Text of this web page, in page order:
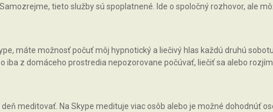
tieto služby sú spoplatnené. Ide o spoločný rozhovor, ale
máte možnosť počuť môj hypnotický a liečivý hlas každú druhú
iba z domáceho prostredia nepozorovane počúvať, liečiť sa alebo
meditovať. Na Skype medituje viac osôb alebo je možné dohodnúť